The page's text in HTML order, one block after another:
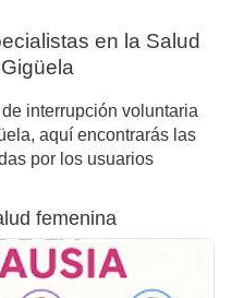
en la Salud
interrupción voluntaria
aquí encontrarás las
por los usuarios
femenina